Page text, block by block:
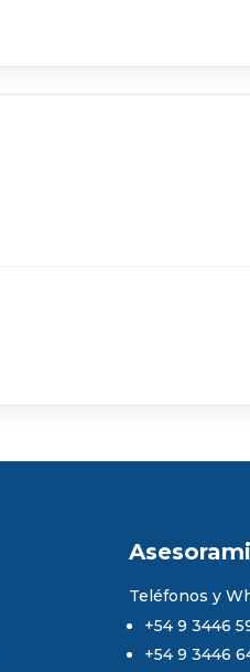
Teléfonos y
+54 9 3446
+54 9 3446